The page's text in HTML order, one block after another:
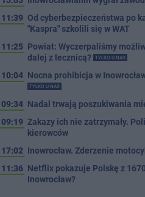
11:39 Od cyberbezpieczeństwa po
"Kaspra" szkolili się w WAT
11:25 Powiat: Wyczerpaliśmy
dalej z lecznicą?
TYLKO U NAS
10:04 Nocna prohibicja w
TYLKO U NAS
09:34 Nadal trwają poszukiwania
09:19 Zakazy ich nie zatrzymały.
kierowców
17:02 Inowrocław. Zderzenie
11:36 Netflix pokazuje Polskę z
Inowrocław?